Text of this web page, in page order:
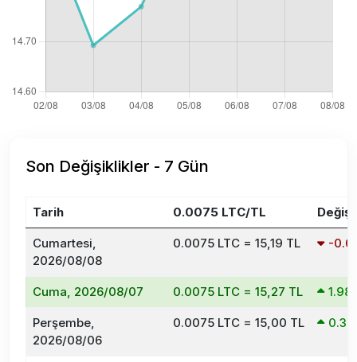
Son Değişiklikler - 7 Gün
Tarih 0.0075 LTC/TL
Cumartesi,
2026/08/08
0.0075 LTC = 15,19 TL -
Cuma, 2026/08/07 0.0075 LTC = 15,27 TL
Perşembe,
2026/08/06
0.0075 LTC = 15,00 TL